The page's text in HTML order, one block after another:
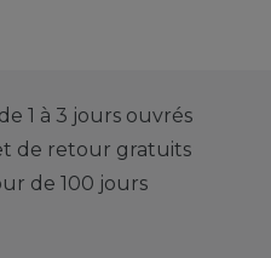
1 à 3 jours ouvrés
de retour gratuits
de 100 jours